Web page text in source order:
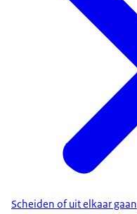
Scheiden of uit elkaar gaan